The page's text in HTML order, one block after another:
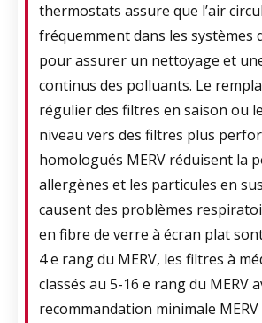
thermostats assure que l’air
fréquemment dans les systèmes
pour assurer un nettoyage et
continus des polluants. Le
régulier des filtres en saison ou
niveau vers des filtres plus
homologués MERV réduisent la
allergènes et les particules en
causent des problèmes
en fibre de verre à écran plat
4 e rang du MERV, les filtres à
classés au 5-16 e rang du MERV
recommandation minimale MERV